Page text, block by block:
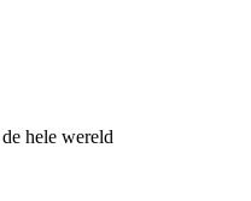
hele wereld